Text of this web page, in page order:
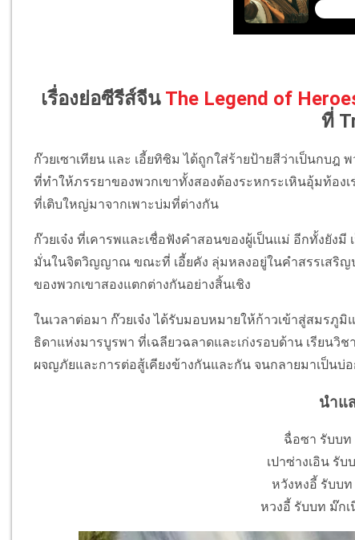
เรื่องย่อซีรีส์จีน The Legend of
ที่
ก๊วยเซาเทียน และ เอี้ยทิซิม ได้ถูกใส่ร้ายป้ายสีว่าเป็นกบ
ที่ทำให้ภรรยาของพวกเขาทั้งสองต้องระหกระเหินอุ้มท้องเ
ที่เติบใหญ่มาจากเพาะบ่มที่ต่างกัน
ก๊วยเจ๋ง ที่เคารพและเชื่อฟังคำสอนของผู้เป็นแม่ อีกทั้งยัง
มั่นในจิตวิญญาณ ขณะที่ เอี้ยคัง ลุ่มหลงอยู่ในคำสรรเสริญ
ของพวกเขาสองแตกต่างกันอย่างสิ้นเชิง
ในเวลาต่อมา ก๊วยเจ๋ง ได้รับมอบหมายให้ก้าวเข้าสู่สมรภู
ธิดาแห่งมารบูรพา ที่เฉลียวฉลาดและเก่งรอบด้าน เรียนวิ
ผจญภัยและการต่อสู้เคียงข้างกันและกัน จนกลายมาเป็นบ่
นำแ
ฉื่อซา รับบท
เปาซ่างเอิน รับ
หวังหงอี้ รับบท
หวงอี้ รับบท ม๊ก